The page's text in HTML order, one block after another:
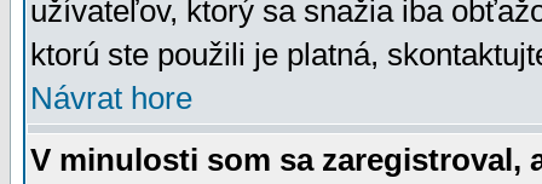
užívateľov, ktorý sa snažia iba
ktorú ste použili je platná,
Návrat hore
V minulosti som sa zaregistroval,